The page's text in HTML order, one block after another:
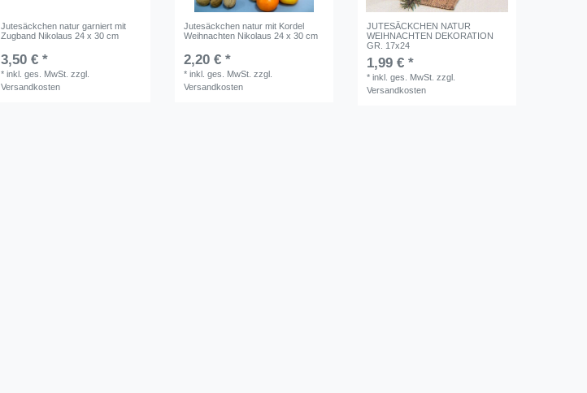
Jutesäckchen natur garniert mit
Zugband Nikolaus 24 x 30 cm
3,50 € *
*inkl. ges. MwSt. zzgl.
Versandkosten
Jutesäckchen natur mit Kordel
Weihnachten Nikolaus 24 x 30 cm
2,20 € *
*inkl. ges. MwSt. zzgl.
Versandkosten
JUTESÄCKCHEN NATUR
WEIHNACHTEN DEKORATION
GR. 17x24
1,99 € *
*inkl. ges. MwSt. zzgl.
Versandkosten